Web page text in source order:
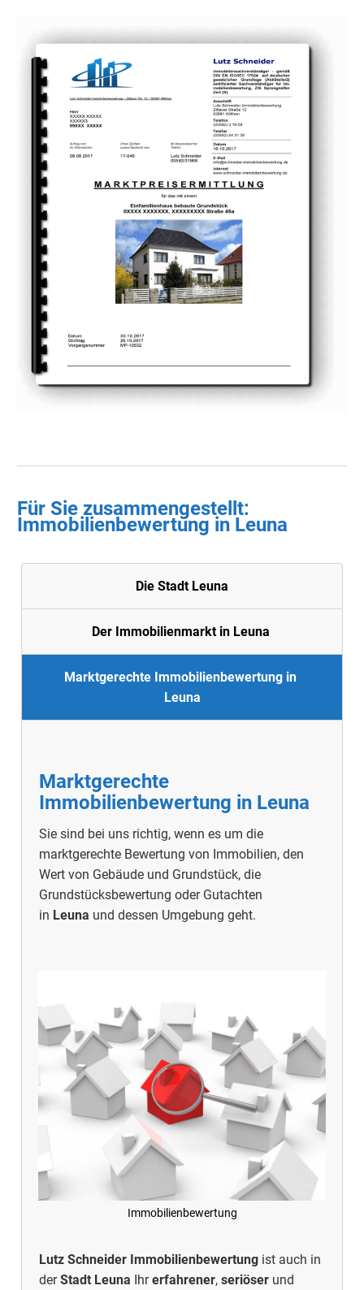
Für Sie zusammengestellt :
Immobilienbewertung in Leuna
Die Stadt Leuna
Der Immobilienmarkt in Leuna
Marktgerechte Immobilienbewertung in
Leuna
Marktgerechte
Immobilienbewertung in Leuna
Sie sind bei uns richtig, wenn es um die
marktgerechte Bewertung von Immobilien, den
Wert von Gebäude und Grundstück, die
Grundstücksbewertung oder Gutachten
in Leuna und dessen Umgebung geht.
Immobilienbewertung
Lutz Schneider Immobilienbewertung ist auch in
derStadt Leuna Ihrerfahrener, seriöser und